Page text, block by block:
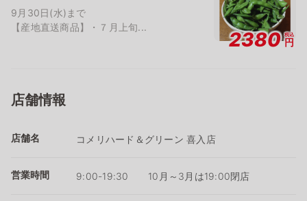
9月30日(水)まで
【産地直送商品】・７月上旬...
2380 税込
円
店舗情報
店舗名 コメリハード＆グリーン 喜入店
営業時間 9:00-19:30 10月～3月は19:00閉店